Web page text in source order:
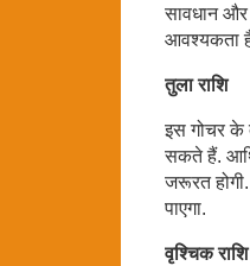
सावधान
आवश्यकता
तुला राशि
इस गोचर के
सकते हैं.
जरूरत
पाएगा.
वृश्चिक राशि